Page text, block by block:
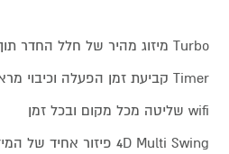
Turbo מיזוג מהיר של חלל החדר תוך דקות
Timer קביעת זמן הפעלה וכיבוי מראש
wifi שליטה מכל מקום ובכל זמן
4D Multi Swing פיזור אחיד של המיזוג בכל חלל החדר